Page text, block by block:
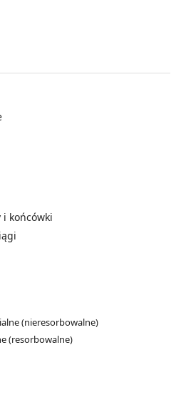
i końcówki
(nieresorbowalne)
(resorbowalne)